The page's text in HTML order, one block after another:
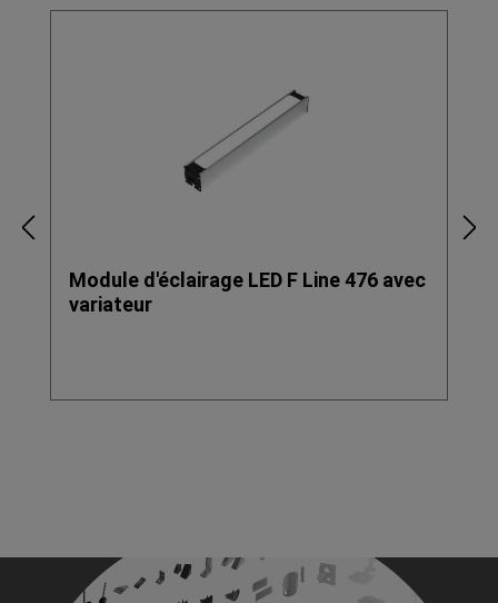
Module d'éclairage LED F Line 476 avec
variateur